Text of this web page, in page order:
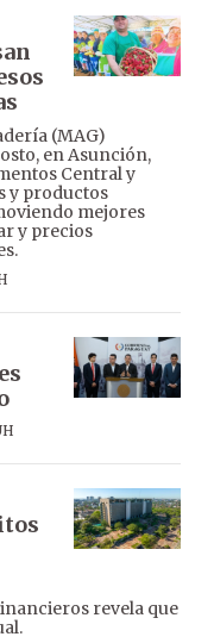
(MAG)
en Asunción,
Central y
y productos
mejores
y precios
revela que